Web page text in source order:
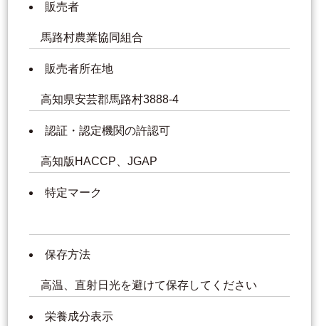
販売者
馬路村農業協同組合
販売者所在地
高知県安芸郡馬路村3888-4
認証・認定機関の許認可
高知版HACCP、JGAP
特定マーク
保存方法
高温、直射日光を避けて保存してください
栄養成分表示